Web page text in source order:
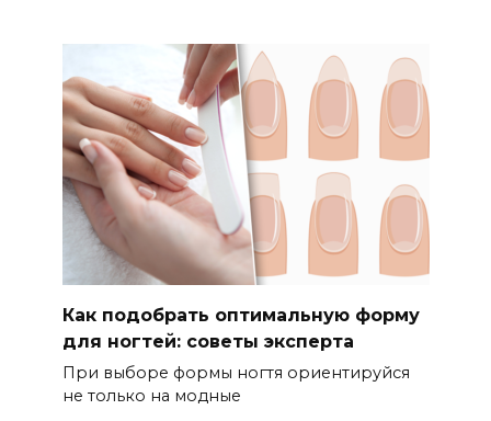
Как подобрать оптимальную форму
для ногтей: советы эксперта
При выборе формы ногтя ориентируйся
не только на модные